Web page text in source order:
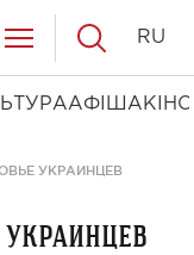
АФІША КІНО
RU
УКРАИНЦЕВ